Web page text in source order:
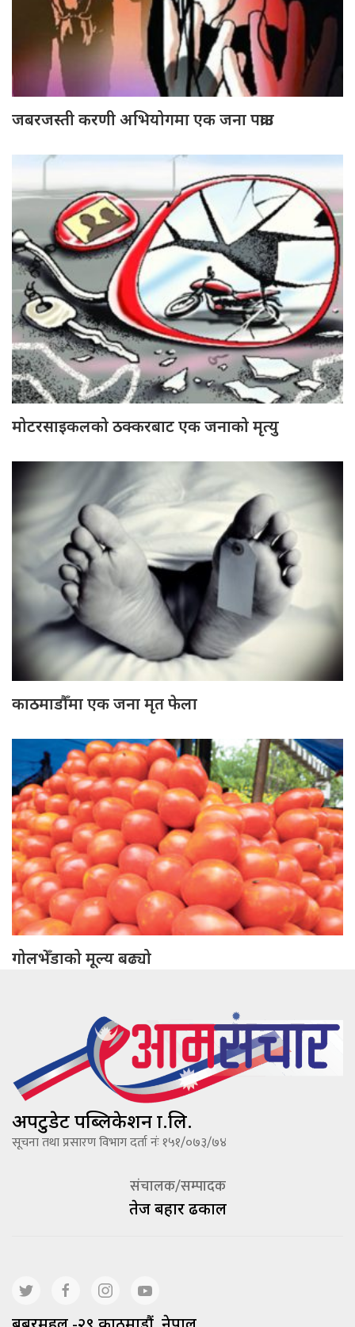
जबरजस्ती करणी अभियोगमा एक जना पक्राउ
मोटरसाइकलको ठक्करबाट एक जनाको मृत्यु
काठमाडौँमा एक जना मृत फेला
गोलभेँडाको मूल्य बढ्यो
अपटुडेट पब्लिकेशन प्रा.लि.
सूचना तथा प्रसारण विभाग दर्ता नंः १५१/०७३/७४
संचालक/सम्पादक
तेज बहादूर ढकाल